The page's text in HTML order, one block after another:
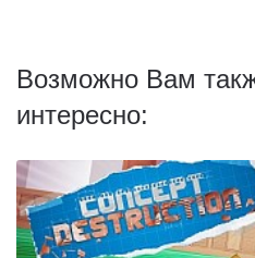
Возможно Вам
интересно: